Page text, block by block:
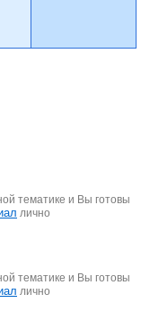
тематике и Вы готовы
лично
тематике и Вы готовы
лично